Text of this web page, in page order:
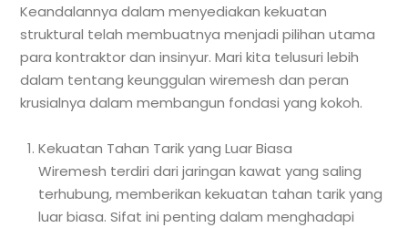
Keandalannya dalam menyediakan kekuatan
struktural telah membuatnya menjadi pilihan utama
para kontraktor dan insinyur. Mari kita telusuri lebih
dalam tentang keunggulan wiremesh dan peran
krusialnya dalam membangun fondasi yang kokoh.
Kekuatan Tahan Tarik yang Luar Biasa
Wiremesh terdiri dari jaringan kawat yang saling
terhubung, memberikan kekuatan tahan tarik yang
luar biasa. Sifat ini penting dalam menghadapi